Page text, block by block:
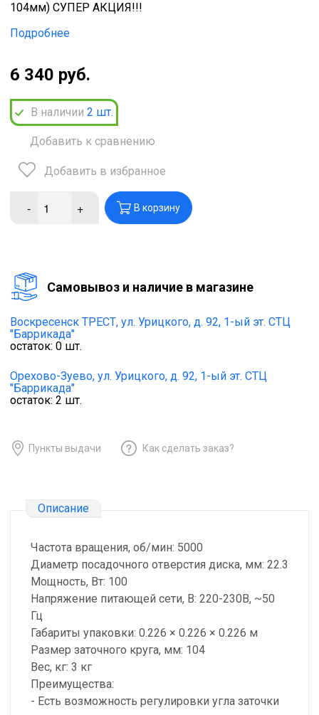
104мм) СУПЕР АКЦИЯ!!!
Подробнее
6 340 руб.
В наличии 2 шт.
Добавить к сравнению
Добавить в избранное
- + В корзину
Cамовывоз и наличие в магазине
Воскресенск ТРЕСТ, ул. Урицкого, д. 92, 1-ый эт. СТЦ
"Баррикада"
остаток: 0 шт.
Орехово-Зуево, ул. Урицкого, д. 92, 1-ый эт. СТЦ
"Баррикада"
остаток: 2 шт.
Пункты выдачи Как сделать заказ?
Описание
Частота вращения, об/мин: 5000
Диаметр посадочного отверстия диска, мм: 22.3
Мощность, Вт: 100
Напряжение питающей сети, В: 220-230В, ~50
Гц
Габариты упаковки: 0.226 × 0.226 × 0.226 м
Размер заточного круга, мм: 104
Вес, кг: 3 кг
Преимущества:
- Есть возможность регулировки угла заточки